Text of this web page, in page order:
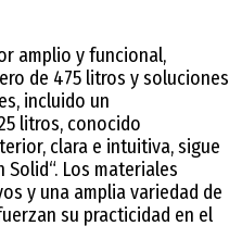
amplio y funcional,
de 475 litros y soluciones
incluido un
litros, conocido
clara e intuitiva, sigue
Los materiales
y una amplia variedad de
su practicidad en el